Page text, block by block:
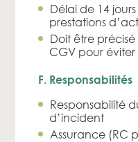
Délai de 14
prestations
Doit être
CGV pour
F. Responsabilités
Responsabilité
d’incident
Assurance (RC